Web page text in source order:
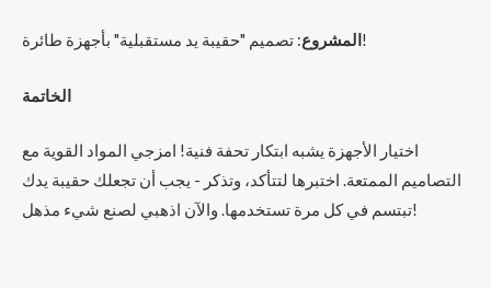
المشروع : تصميم "حقيبة يد مستقبلية" بأجهزة طائرة!
الخاتمة
اختيار الأجهزة يشبه ابتكار تحفة فنية! امزجي المواد القوية مع
التصاميم الممتعة. اختبرها لتتأكد، وتذكر - يجب أن تجعلك حقيبة يدك
تبتسم في كل مرة تستخدمها. والآن اذهبي لصنع شيء مذهل!